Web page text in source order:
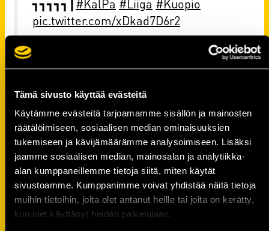
Tämä sivusto käyttää evästeitä
Käytämme evästeitä tarjoamamme sisällön ja mainosten
räätälöimiseen, sosiaalisen median ominaisuuksien
tukemiseen ja kävijämäärämme analysoimiseen. Lisäksi
jaamme sosiaalisen median, mainosalan ja analytiikka-
alan kumppaneillemme tietoja siitä, miten käytät
sivustoamme. Kumppanimme voivat yhdistää näitä tietoja
muihin tietoihin, joita olet antanut heille tai joita on kerätty,
kun olet käyttänyt heidän palvelujaan.
┓┓┓┓┓┃ #KalPa #Liiga #Kuopio
pic.twitter.com/xDkad7D6r2
Yli 1 100 NHL-ottelua, Stanley Cup -
voitto, lukuisia arvokisamitaleja... 🙏
KalPa-kasvatti Kimmo Timonen
nimetään@IIHFHockey:n Hall of Fame
-kunniagalleriaan!